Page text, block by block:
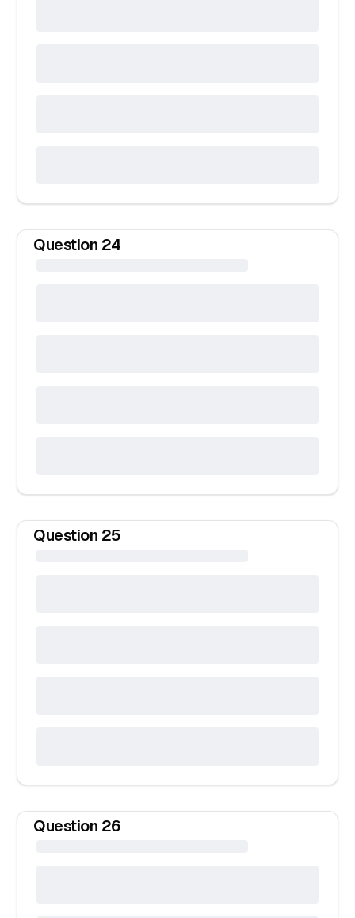
Question 24
Question 25
Question 26